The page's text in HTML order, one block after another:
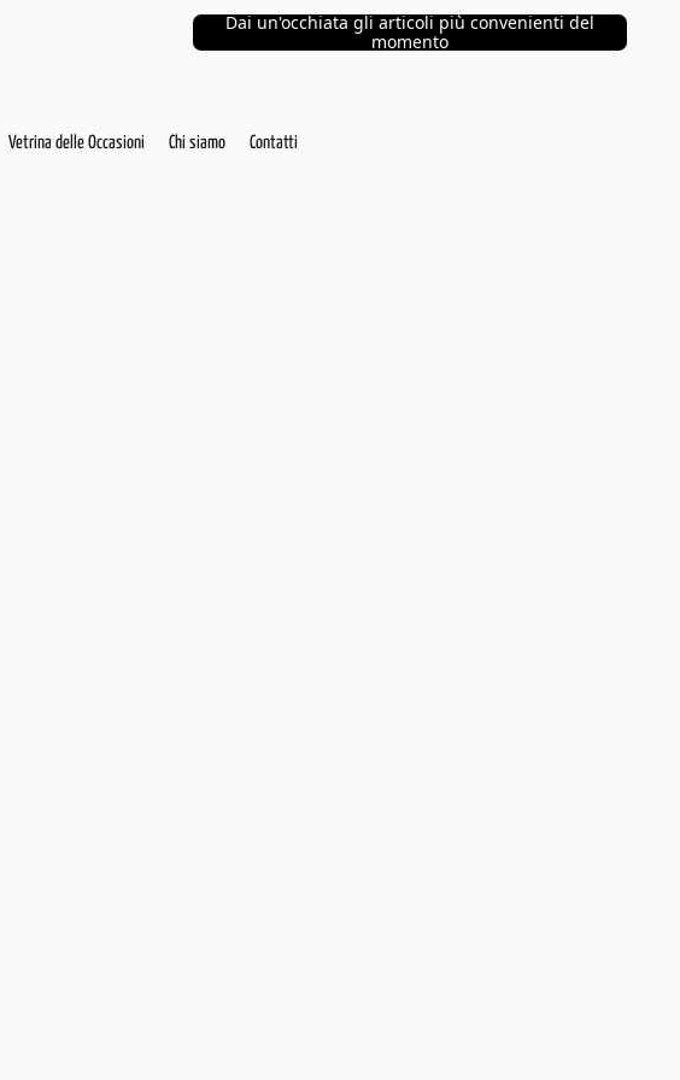
Dai un'occhiata gli articoli più convenienti del
momento
Vetrina delle Occasioni Chi siamo Contatti